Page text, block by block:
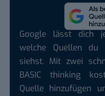
Google lässt dich
welche Quellen du
siehst. Mit zwei
BASIC thinking
Quelle hinzufügen